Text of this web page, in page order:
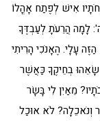
אִישׁ לְפֶתַח אָהֳלוֹ
לָמָה הֲרֵעֹתָ לְעַבְדֶּךָ
עָלָי. הֶאָנֹכִי הָרִיתִי
שָׂאֵהוּ בְחֵיקֶךָ כַּאֲשֶׁר
מֵאַיִן לִי בָּשָׂר
וְנֹאכֵלָה? לֹא אוּכַל